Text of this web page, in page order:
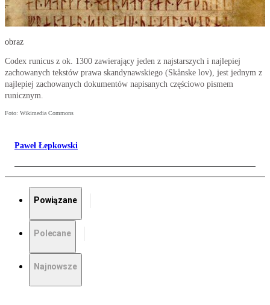
obraz
Codex runicus z ok. 1300 zawierający jeden z najstarszych i najlepiej
zachowanych tekstów prawa skandynawskiego (Skånske lov), jest jednym z
najlepiej zachowanych dokumentów napisanych częściowo pismem
runicznym.
Foto: Wikimedia Commons
Paweł Łepkowski
Powiązane
Polecane
Najnowsze